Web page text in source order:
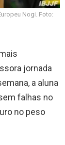
Nogi. Foto:
jornada
a aluna
falhas no
no peso